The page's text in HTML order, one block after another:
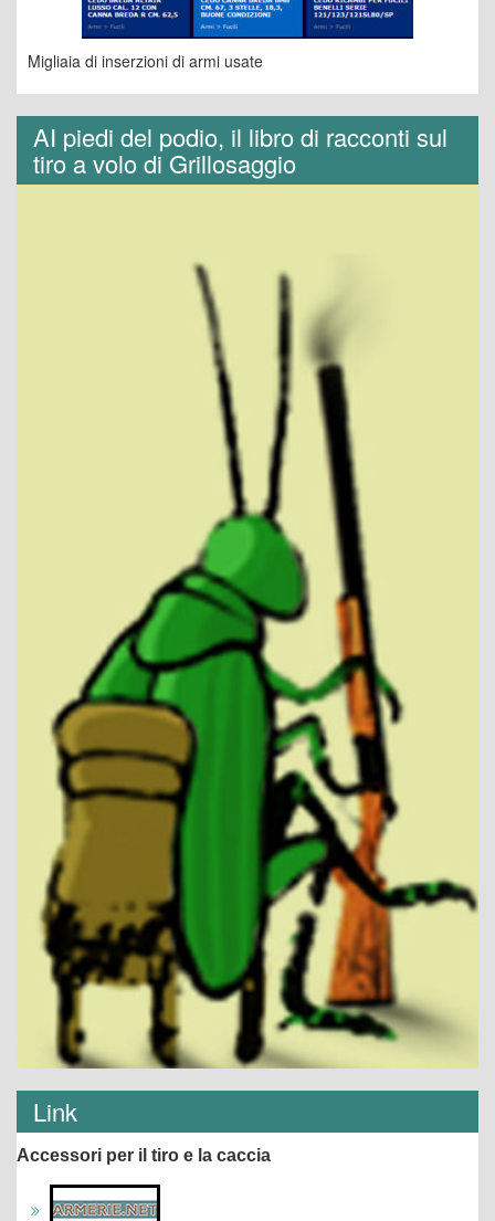
Migliaia di inserzioni di armi usate
AI piedi del podio, il libro di racconti sul
tiro a volo di Grillosaggio
Link
Accessori per il tiro e la caccia